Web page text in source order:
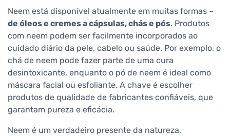
Neem está disponível atualmente em muitas formas –
de óleos e cremes a cápsulas, chás e pós. Produtos
com neem podem ser facilmente incorporados ao
cuidado diário da pele, cabelo ou saúde. Por exemplo, o
chá de neem pode fazer parte de uma cura
desintoxicante, enquanto o pó de neem é ideal como
máscara facial ou esfoliante. A chave é escolher
produtos de qualidade de fabricantes confiáveis, que
garantam pureza e eficácia.
Neem é um verdadeiro presente da natureza,